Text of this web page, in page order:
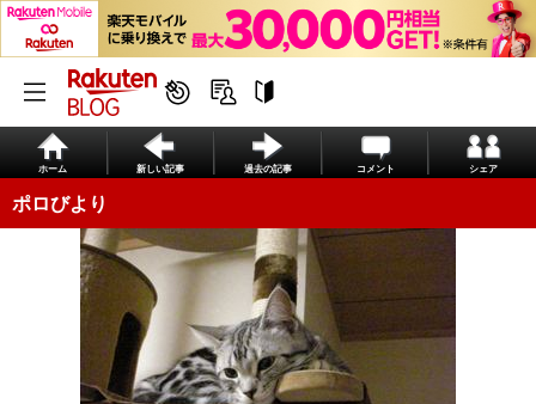
ホーム 新しい記事 過去の記事 コメント シェア
ポロびより